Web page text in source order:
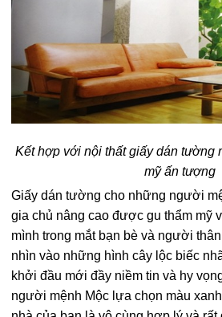
Kết hợp với nội thất giấy dán tường
mỹ ấn tượng
Giấy dán tường cho những người
gia chủ nâng cao được gu thẩm mỹ
mình trong mắt bạn bè và người
nhìn vào những hình cây lộc biếc
khởi đầu mới đầy niềm tin và hy
người mệnh Mộc lựa chọn màu